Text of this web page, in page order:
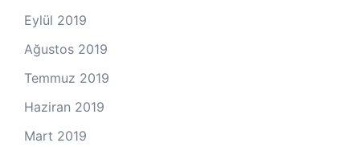
Eylül 2019
Ağustos 2019
Temmuz 2019
Haziran 2019
Mart 2019